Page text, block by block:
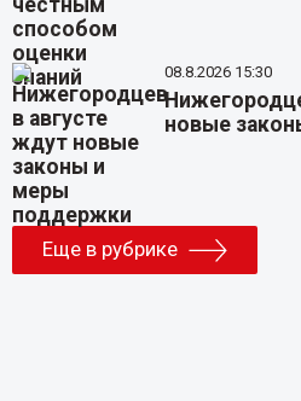
08.8.2026 15:30
новые
Еще в рубрике